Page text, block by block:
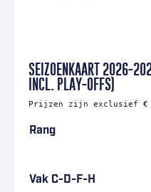
SEIZOENKAART 2026-
INCL. PLAY-OFFS)
Prijzen zijn exclusief €
Rang
Vak C-D-F-H